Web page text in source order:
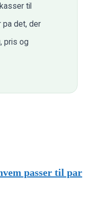
til
pa det, der
pris og
passer til par
det rigtige valg?